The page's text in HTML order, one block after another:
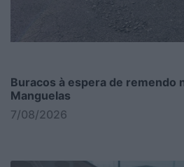
Buracos à espera de remendo
Manguelas
7/08/2026